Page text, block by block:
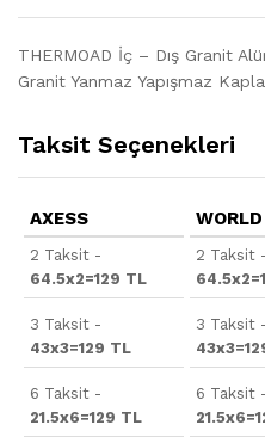
THERMOAD İç – Dış Granit
Granit Yanmaz Yapışmaz
Taksit Seçenekleri
AXESS
2 Taksit -
64.5x2=129 TL
3 Taksit -
43x3=129 TL
6 Taksit -
21.5x6=129 TL
WORLD
2 Taksit -
3 Taksit -
6 Taksit -